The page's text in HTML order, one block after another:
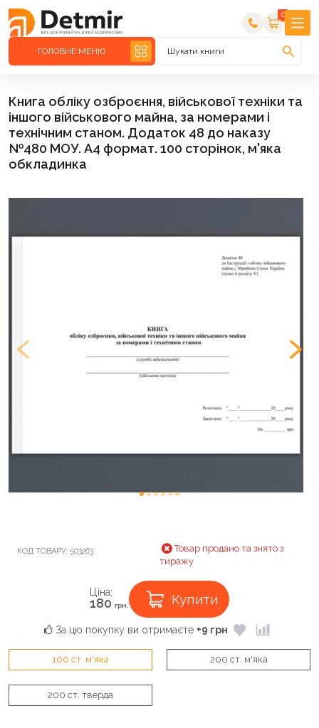
0
ГОЛОВНЕ МЕНЮ Шукати книги
Книга обліку озброєння, військової техніки та
іншого військового майна, за номерами і
технічним станом. Додаток 48 до наказу
№480 МОУ. А4 формат. 100 сторінок, м'яка
обкладинка
КОД ТОВАРУ: 503263
Товар продано та знято з
тиражу
Ціна:
180 грн. Купити
За цю покупку ви отримаєте +9 грн
100 ст. м'яка 200 ст. м'яка
200 ст. тверда